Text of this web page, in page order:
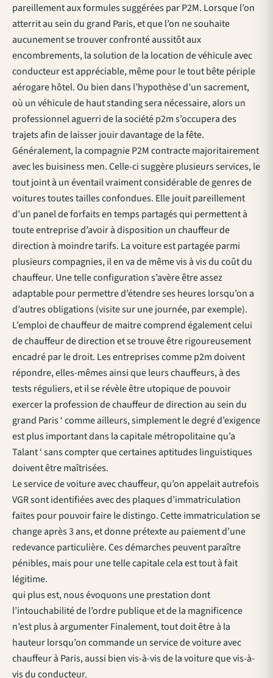
pareillement aux formules suggérées par P2M. Lorsque l’on
atterrit au sein du grand Paris, et que l’on ne souhaite
aucunement se trouver confronté aussitôt aux
encombrements, la solution de la location de véhicule avec
conducteur est appréciable, même pour le tout bête périple
aérogare hôtel. Ou bien dans l’hypothèse d’un sacrement,
où un véhicule de haut standing sera nécessaire, alors un
professionnel aguerri de la société p2m s’occupera des
trajets afin de laisser jouir davantage de la fête.
Généralement, la compagnie P2M contracte majoritairement
avec les buisiness men. Celle-ci suggère plusieurs services, le
tout joint à un éventail vraiment considérable de genres de
voitures toutes tailles confondues. Elle jouit pareillement
d’un panel de forfaits en temps partagés qui permettent à
toute entreprise d’avoir à disposition un chauffeur de
direction à moindre tarifs. La voiture est partagée parmi
plusieurs compagnies, il en va de même vis à vis du coût du
chauffeur. Une telle configuration s’avère être assez
adaptable pour permettre d’étendre ses heures lorsqu’on a
d’autres obligations (visite sur une journée, par exemple).
L’emploi de chauffeur de maitre comprend également celui
de chauffeur de direction et se trouve être rigoureusement
encadré par le droit. Les entreprises comme p2m doivent
répondre, elles-mêmes ainsi que leurs chauffeurs, à des
tests réguliers, et il se révèle être utopique de pouvoir
exercer la profession de chauffeur de direction au sein du
grand Paris ‘ comme ailleurs, simplement le degré d’exigence
est plus important dans la capitale métropolitaine qu’a
Talant ‘ sans compter que certaines aptitudes linguistiques
doivent être maîtrisées.
Le service de voiture avec chauffeur, qu’on appelait autrefois
VGR sont identifiées avec des plaques d’immatriculation
faites pour pouvoir faire le distingo. Cette immatriculation se
change après 3 ans, et donne prétexte au paiement d’une
redevance particulière. Ces démarches peuvent paraître
pénibles, mais pour une telle capitale cela est tout à fait
légitime.
qui plus est, nous évoquons une prestation dont
l’intouchabilité de l’ordre publique et de la magnificence
n’est plus à argumenter Finalement, tout doit être à la
hauteur lorsqu’on commande un service de voiture avec
chauffeur à Paris, aussi bien vis-à-vis de la voiture que vis-à-
vis du conducteur.